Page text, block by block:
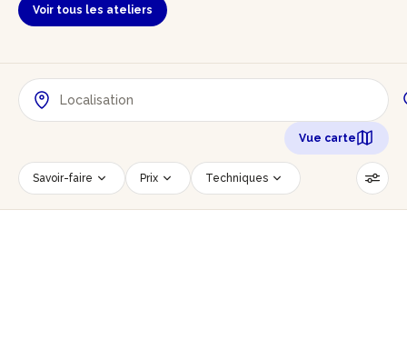
Voir tous les ateliers
Vue carte
Savoir-faire Prix Techniques
Date Créneau horaire